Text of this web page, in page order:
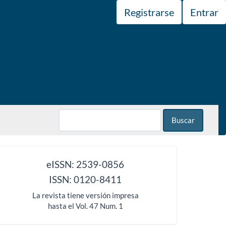
Registrarse Entrar
Buscar
eISSN: 2539-0856
ISSN: 0120-8411
La revista tiene versión impresa
hasta el Vol. 47 Num. 1